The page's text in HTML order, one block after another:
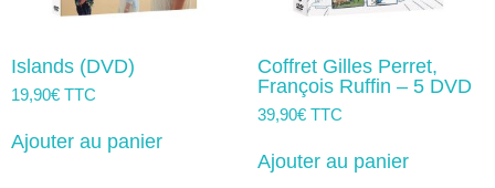
Islands (DVD)
19,90€ TTC
Ajouter au panier
Coffret Gilles Perret,
François Ruffin – 5 DVD
39,90€ TTC
Ajouter au panier